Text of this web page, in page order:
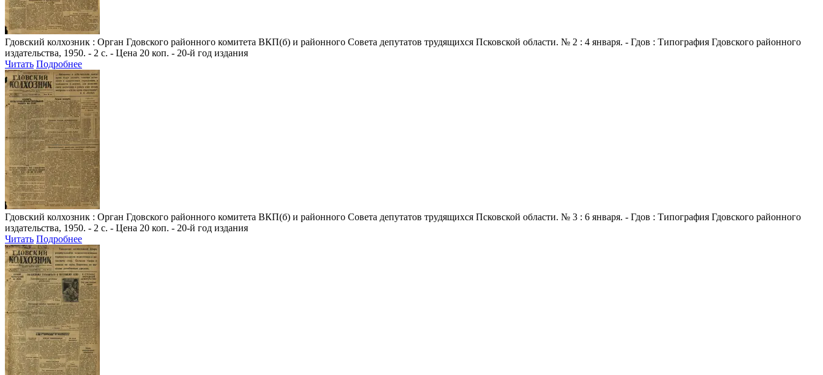
Гдовский колхозник : Орган Гдовского районного комитета ВКП(б) и районного Совета депутатов трудящихся Псковской области. № 2 : 4 января. - Гдов : Типография Гдовского районного
издательства, 1950. - 2 с. - Цена 20 коп. - 20-й год издания
Читать Подробнее
Гдовский колхозник : Орган Гдовского районного комитета ВКП(б) и районного Совета депутатов трудящихся Псковской области. № 3 : 6 января. - Гдов : Типография Гдовского районного
издательства, 1950. - 2 с. - Цена 20 коп. - 20-й год издания
Читать Подробнее